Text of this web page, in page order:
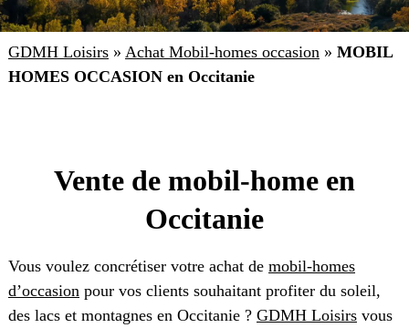
GDMH Loisirs » Achat Mobil-homes occasion » MOBIL
HOMES OCCASION en Occitanie
Vente de mobil-home en
Occitanie
Vous voulez concrétiser votre achat de mobil-homes
d’occasion pour vos clients souhaitant profiter du soleil,
des lacs et montagnes en Occitanie ? GDMH Loisirs vous